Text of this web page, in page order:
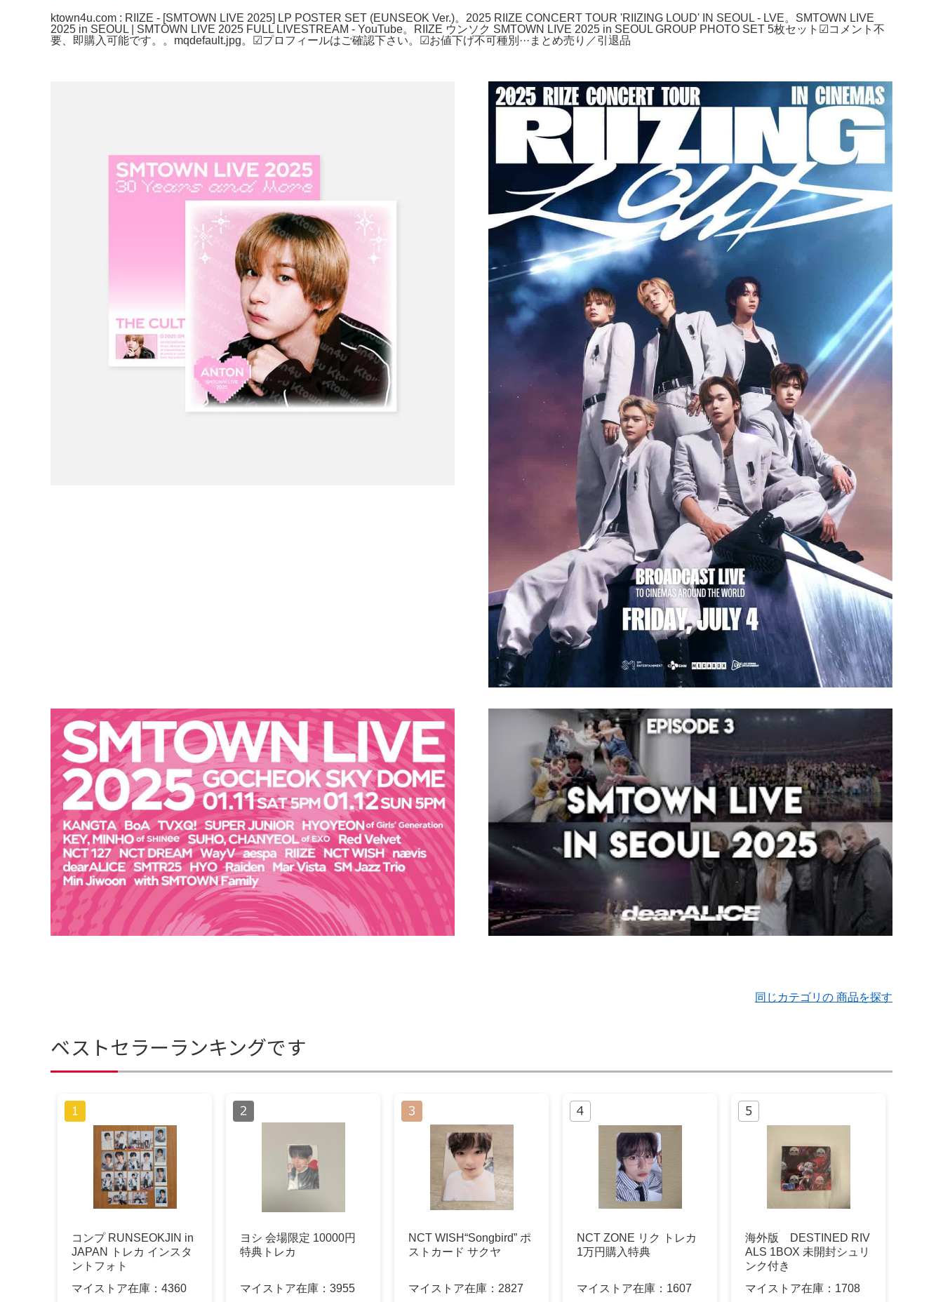
ktown4u.com : RIIZE - [SMTOWN LIVE 2025] LP POSTER SET (EUNSEOK Ver.)。2025 RIIZE CONCERT TOUR 'RIIZING LOUD' IN SEOUL - LVE。SMTOWN LIVE
2025 in SEOUL | SMTOWN LIVE 2025 FULL LIVESTREAM - YouTube。RIIZE ウンソク SMTOWN LIVE 2025 in SEOUL GROUP PHOTO SET 5枚セット☑コメント不
要、即購入可能です。。mqdefault.jpg。☑プロフィールはご確認下さい。☑お値下げ不可種別···まとめ売り／引退品
同じカテゴリの 商品を探す
ベストセラーランキングです
コンプ RUNSEOKJIN in
JAPAN トレカ インスタ
ントフォト
マイストア在庫： 4360
ヨシ 会場限定 10000円
特典トレカ
マイストア在庫： 3955
NCT WISH“Songbird” ポ
ストカード サクヤ
マイストア在庫： 2827
NCT ZONE リク トレカ
1万円購入特典
マイストア在庫： 1607
海外版 DESTINED RIV
ALS 1BOX 未開封シュリ
ンク付き
マイストア在庫： 1708